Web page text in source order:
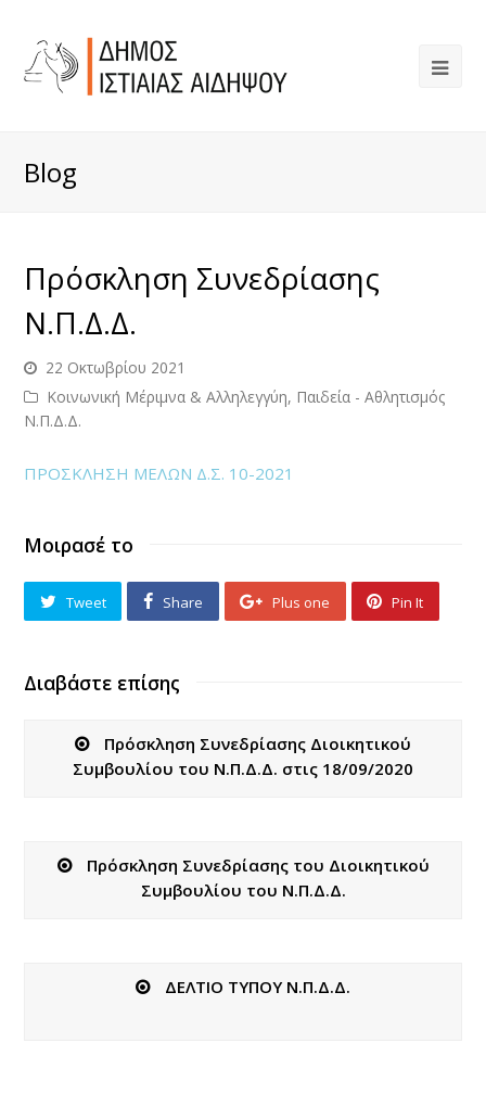
Blog
Πρόσκληση Συνεδρίασης
Ν.Π.Δ.Δ.
22 Οκτωβρίου 2021
Κοινωνική Μέριμνα & Αλληλεγγύη, Παιδεία - Αθλητισμός
Ν.Π.Δ.Δ.
ΠΡΟΣΚΛΗΣΗ ΜΕΛΩΝ Δ.Σ. 10-2021
Μοιρασέ το
Tweet Share Plus one Pin It
Διαβάστε επίσης
Πρόσκληση Συνεδρίασης Διοικητικού
Συμβουλίου του Ν.Π.Δ.Δ. στις 18/09/2020
Πρόσκληση Συνεδρίασης του Διοικητικού
Συμβουλίου του Ν.Π.Δ.Δ.
ΔΕΛΤΙΟ ΤΥΠΟΥ Ν.Π.Δ.Δ.